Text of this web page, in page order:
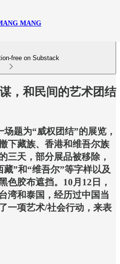
MANG
free on Substack
，和民间的艺术团结
题为“威权团结”的展览，
下藏族、香港和维吾尔族
三天，部分展品被移除，
”和“维吾尔”等字样以及
色胶布遮挡。10月12日，
湾和泰国，经历过中国当
一项艺术/社会行动，来表